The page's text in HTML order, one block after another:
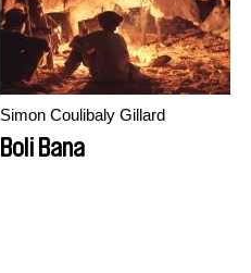
Simon Coulibaly Gillard
Boli Bana